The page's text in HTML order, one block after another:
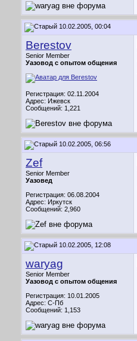
10.02.2005, 00:04
Berestov
Senior Member
Уазовод с опытом общения
Регистрация: 02.11.2004
Адрес: Ижевск
Сообщений: 1,221
10.02.2005, 06:56
Zef
Senior Member
Уазовед
Регистрация: 06.08.2004
Адрес: Иркутск
Сообщений: 2,960
10.02.2005, 12:08
waryag
Senior Member
Уазовод с опытом общения
Регистрация: 10.01.2005
Адрес: С-Пб
Сообщений: 1,153